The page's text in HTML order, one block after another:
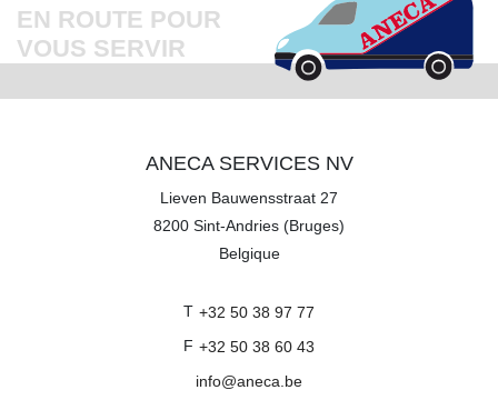
EN ROUTE POUR
VOUS SERVIR
ANECA SERVICES NV
Lieven Bauwensstraat 27
8200 Sint-Andries (Bruges)
Belgique
T +32 50 38 97 77
F +32 50 38 60 43
info@aneca.be